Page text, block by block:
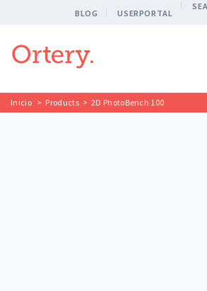
BLOG USERPORTAL
Inicio > Products > 2D PhotoBench 100